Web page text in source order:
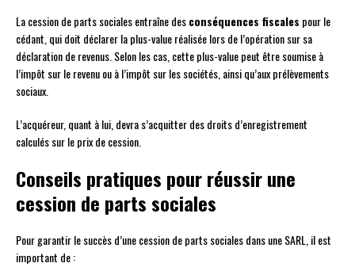
La cession de parts sociales entraîne desconséquences fiscales pour le
cédant, qui doit déclarer la plus-value réalisée lors de l’opération sur sa
déclaration de revenus. Selon les cas, cette plus-value peut être soumise à
l’impôt sur le revenu ou à l’impôt sur les sociétés, ainsi qu’aux prélèvements
sociaux.
L’acquéreur, quant à lui, devra s’acquitter des droits d’enregistrement
calculés sur le prix de cession.
Conseils pratiques pour réussir une
cession de parts sociales
Pour garantir le succès d’une cession de parts sociales dans une SARL, il est
important de :